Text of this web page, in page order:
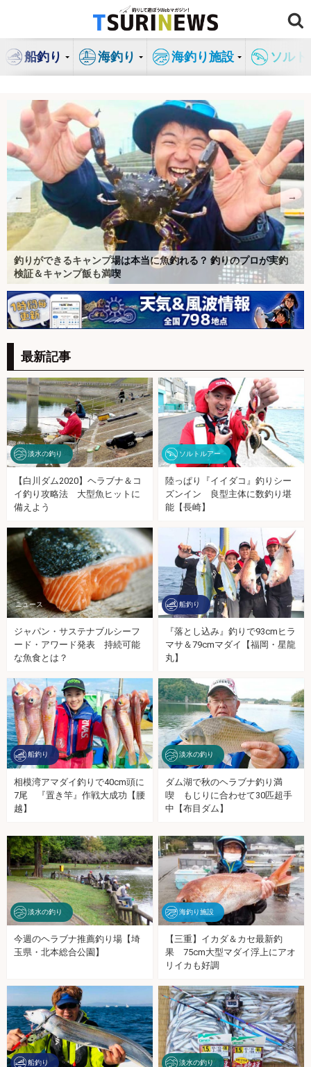
ン
ッ
船釣り 海釣り 海釣り施設 ソル
電動イカメタルは本当に釣れるのか？ 導入メリットを実釣レビ
ュー【響灘】
釣りができるキャンプ場は本当に魚釣れる？ 釣りのプロが実釣
検証＆キャンプ飯も満喫
船釣りの専門家が「転びにくくなるシャツ」を検証 風速10mの
中で1日船釣りをしてみた
釣り人の特権『イカの沖干し』は寝かせるともっとウマい？ 3種
の保存方法を徹底検証
【釣りの偏光サングラス】おすすめ30選を本気で比較｜コスパ最
強の一本と”後悔しない選び方”（2026年最新）
「ハードコア」シリーズのミノー縛りで良型ヒラスズキを連打
【長崎】ランガンでサラシを攻略！
「テクニカルなゲームでこそ威力発揮！」最新イカメタルロッド
でケンサキイカを攻略【福井】
船長直伝！スルメイカ数釣りを楽しむコツ 最適なタックルと電
動バッテリーがキモ？
NO FISHING, NO WORK 〜嘘みたいな本当の話〜
「釣りの頑固な汚れと臭い諦めてない？」遊漁船でアルカリ電解
水を使ってみたら衝撃の結果に
「釣果がアップする魔法のベルト？」 現役船長がフィッシング
ベルトを愛用する理由とは
【特集】渓流釣りを始めよう！！
釣り好き歓迎！特化型求人情報サービス
LINEで『TSURINEWS』の厳選記事が届く！「アカウントメディ
アプラットフォーム」に新規参画
船釣り情報
釣りカタログギフト
サカナについて、「知識」「魚食」「飼育」のおもしろ情報をお
届け！
← →
最新記事
淡水の釣り
【白川ダム2020】ヘラブナ＆コ
イ釣り攻略法 大型魚ヒットに
備えよう
ソルトルアー
陸っぱり『イイダコ』釣りシー
ズンイン 良型主体に数釣り堪
能【長崎】
ニュース
ジャパン・サステナブルシーフ
ード・アワード発表 持続可能
な魚食とは？
船釣り
『落とし込み』釣りで93cmヒラ
マサ＆79cmマダイ【福岡・星龍
丸】
船釣り
相模湾アマダイ釣りで40cm頭に
7尾 『置き竿』作戦大成功【腰
越】
淡水の釣り
ダム湖で秋のヘラブナ釣り満
喫 もじりに合わせて30匹超手
中【布目ダム】
淡水の釣り
今週のヘラブナ推薦釣り場【埼
玉県・北本総合公園】
海釣り施設
【三重】イカダ＆カセ最新釣
果 75cm大型マダイ浮上にアオ
リイカも好調
船釣り 淡水の釣り